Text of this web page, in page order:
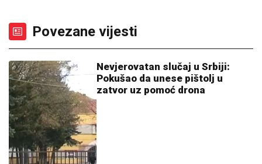
Povezane vijesti
Nevjerovatan slučaj u Srbiji:
Pokušao da unese pištolj u
zatvor uz pomoć drona